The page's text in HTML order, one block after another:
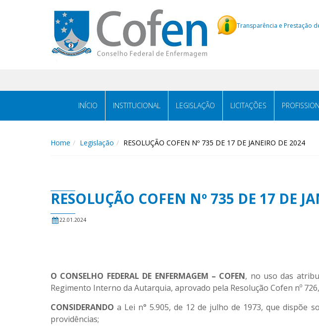
Transparência e Prestação
INÍCIO INSTITUCIONAL LEGISLAÇÃO LICITAÇÕES
Home Legislação RESOLUÇÃO COFEN Nº 735 DE 17 DE JANEIRO DE 2024
RESOLUÇÃO COFEN Nº 735 DE 17 DE
22.01.2024
O CONSELHO FEDERAL DE ENFERMAGEM – COFEN, no uso das
Regimento Interno da Autarquia, aprovado pela Resolução Cofen nº
CONSIDERANDOa Lei n° 5.905, de 12 de julho de 1973, que dispõe
providências;